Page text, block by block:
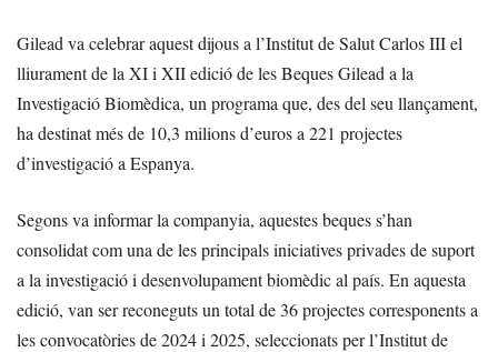
Gilead va celebrar aquest dijous a l’Institut de Salut Carlos III el
lliurament de la XI i XII edició de les Beques Gilead a la
Investigació Biomèdica, un programa que, des del seu llançament,
ha destinat més de 10,3 milions d’euros a 221 projectes
d’investigació a Espanya.
Segons va informar la companyia, aquestes beques s’han
consolidat com una de les principals iniciatives privades de suport
a la investigació i desenvolupament biomèdic al país. En aquesta
edició, van ser reconeguts un total de 36 projectes corresponents a
les convocatòries de 2024 i 2025, seleccionats per l’Institut de